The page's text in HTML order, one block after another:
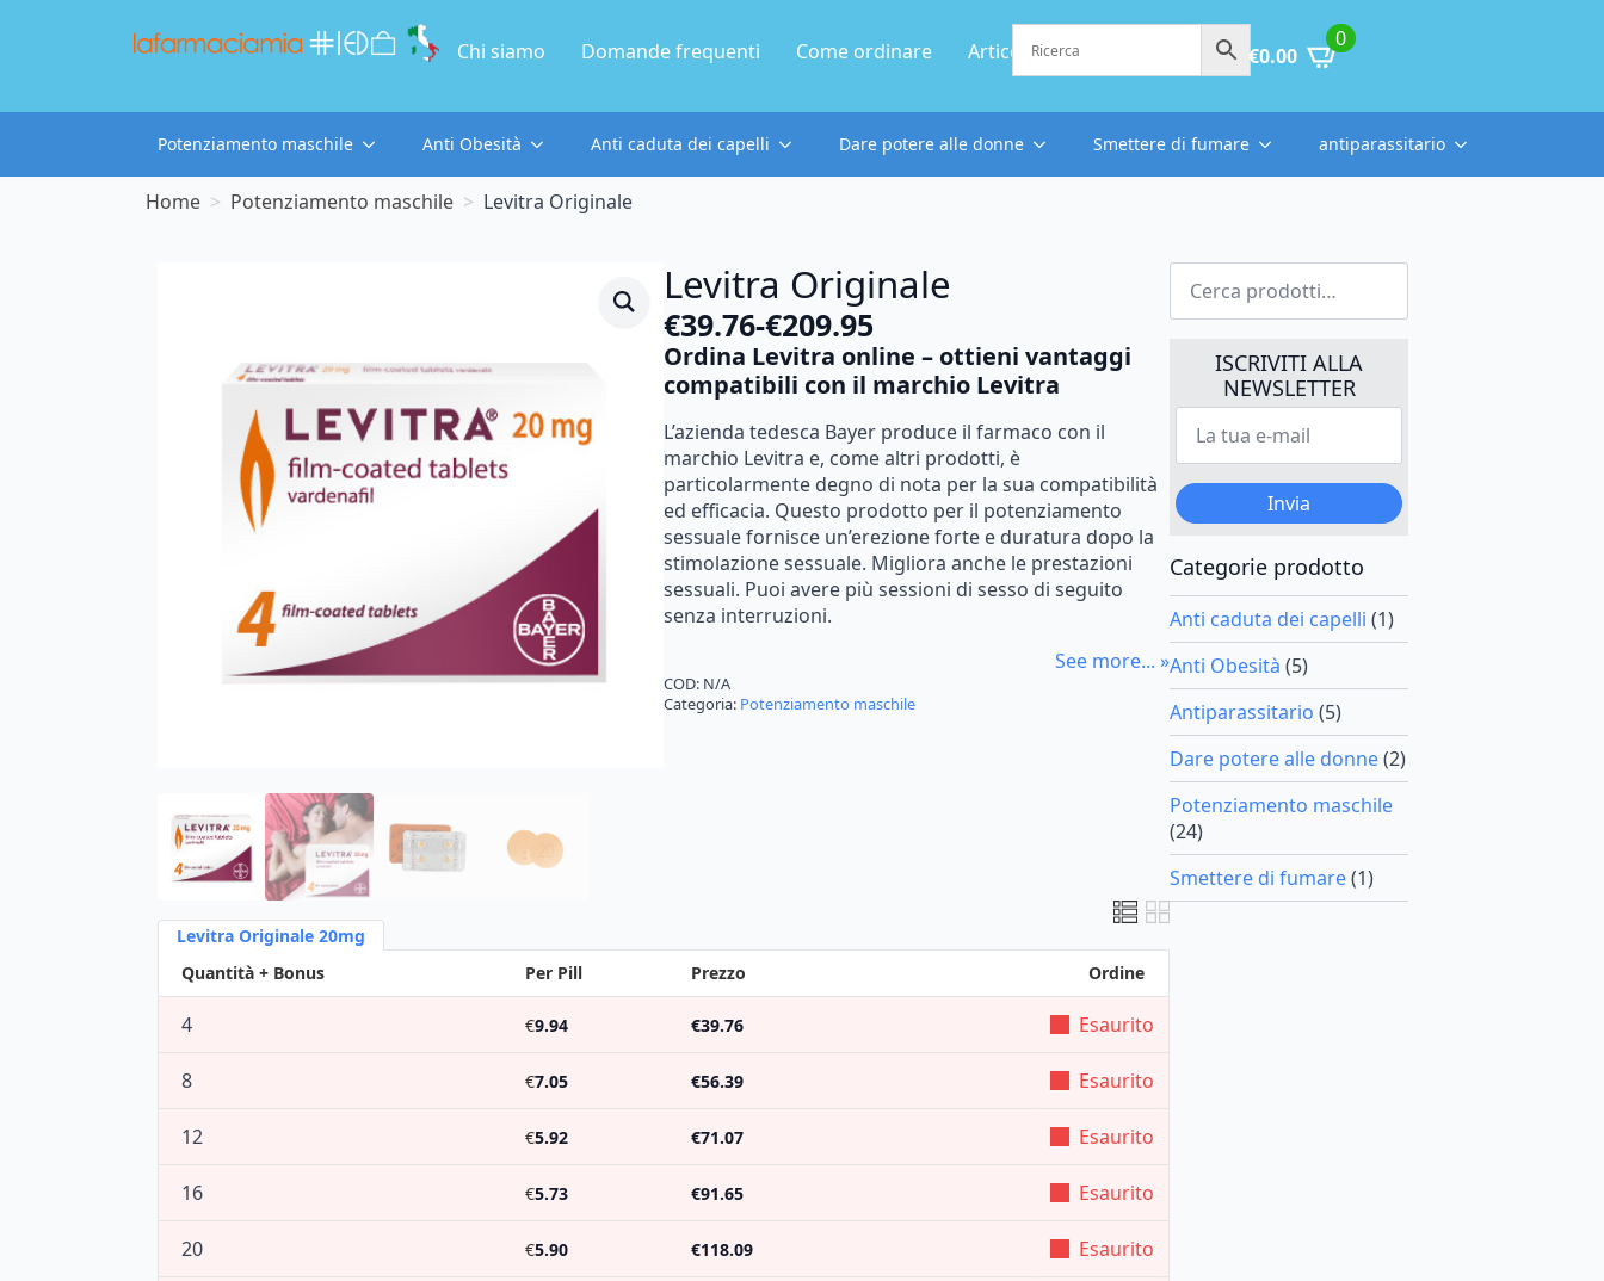
Chi siamo Domande frequenti Come ordinare Articolo €0.00
0
Potenziamento maschile Anti Obesità Anti caduta dei capelli Dare potere alle donne Smettere di fumare antiparassitario
Home Potenziamento maschile Levitra Originale
Levitra Originale
€39.76-€209.95
Fascia
di
prezzo:
da
€39.76
a
€209.95
Ordina Levitra online – ottieni vantaggi
compatibili con il marchio Levitra
L’azienda tedesca Bayer produce il farmaco con il
marchio Levitra e, come altri prodotti, è
particolarmente degno di nota per la sua compatibilità
ed efficacia. Questo prodotto per il potenziamento
sessuale fornisce un’erezione forte e duratura dopo la
stimolazione sessuale. Migliora anche le prestazioni
sessuali. Puoi avere più sessioni di sesso di seguito
senza interruzioni.
See more... »
COD: N/A
Categoria: Potenziamento maschile
Levitra Originale 20mg
Quantità + Bonus
Per Pill Prezzo Ordine
4 €9.94 €39.76 Esaurito
8 €7.05 €56.39 Esaurito
12 €5.92 €71.07 Esaurito
16 €5.73 €91.65 Esaurito
20 €5.90 €118.09 Esaurito
Cerca:
ISCRIVITI ALLA
NEWSLETTER
La
tua
* Invia
Categorie prodotto
Anti caduta dei capelli (1)
Anti Obesità (5)
Antiparassitario (5)
Dare potere alle donne(2)
Potenziamento maschile
(24)
Smettere di fumare(1)